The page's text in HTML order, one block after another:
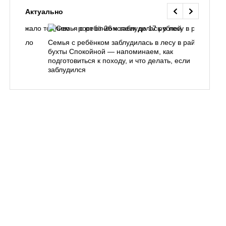
Актуально
Семья с ребёнком заблудилась в лесу в районе
бухты Спокойной — напоминаем, как
подготовиться к походу, и что делать, если
заблудился